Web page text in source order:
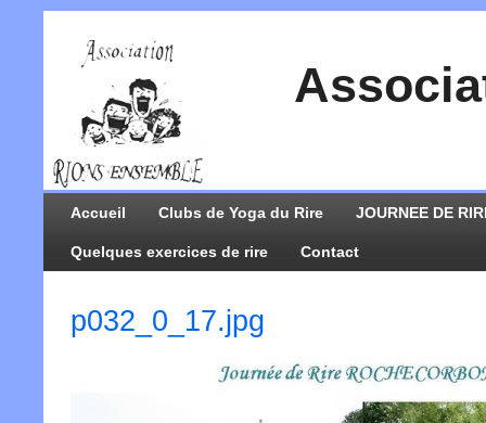
Accueil Clubs de Yoga du Rire JOURNEE DE
Quelques exercices de rire Contact
p032_0_17.jpg